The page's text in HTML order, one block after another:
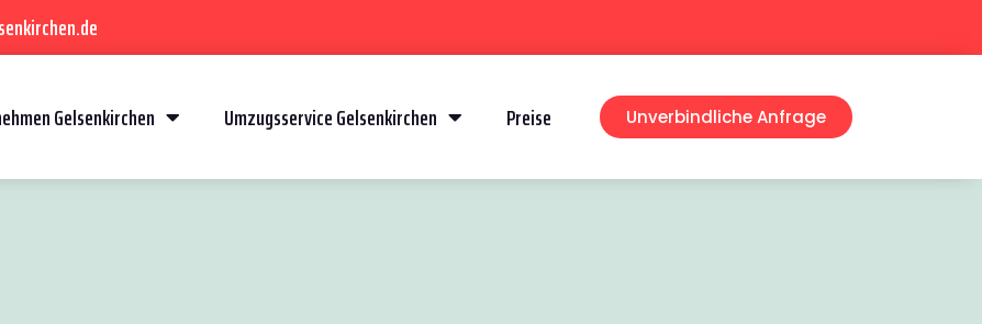
Gelsenkirchen Umzugsservice Gelsenkirchen Preise Unverbindliche Anfrage